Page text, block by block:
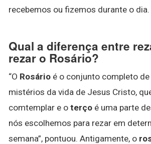
recebemos ou fizemos durante o dia.
Qual a diferença entre
rezar o Rosário?
“O Rosário é o conjunto completo
mistérios da vida de Jesus Cristo,
comtemplar e o terço é uma parte
nós escolhemos para rezar em
semana”, pontuou. Antigamente, o